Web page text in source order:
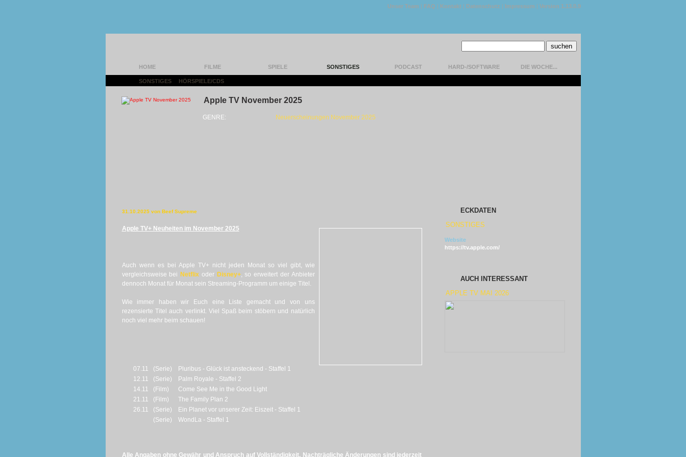
Unser Team | FAQ | Kontakt | Datenschutz | Impressum | Version 1.13.0.9
HOME FILME SPIELE SONSTIGES PODCAST HARD-/SOFTWARE DIE WOCHE...
SONSTIGES HÖRSPIELE/CDS
Apple TV November 2025
GENRE: Neuerscheinungen November 2025
31.10.2025 von Beef Supreme
Apple TV+ Neuheiten im November 2025
Auch wenn es bei Apple TV+ nicht jeden Monat so viel gibt, wie
vergleichsweise bei Netflix oder Disney+, so erweitert der Anbieter
dennoch Monat für Monat sein Streaming-Programm um einige Titel.
Wie immer haben wir Euch eine Liste gemacht und von uns
rezensierte Titel auch verlinkt. Viel Spaß beim stöbern und natürlich
noch viel mehr beim schauen!
07.11 (Serie)
Pluribus - Glück ist ansteckend - Staffel 1
12.11
(Serie)
Palm Royale - Staffel 2
14.11
(Film)
Come See Me in the Good Light
21.11
(Film)
The Family Plan 2
26.11
(Serie)
Ein Planet vor unserer Zeit: Eiszeit - Staffel 1
(Serie)
WondLa - Staffel 1
Alle Angaben ohne Gewähr und Anspruch auf Vollständigkeit. Nachträgliche Änderungen sind jederzeit
ECKDATEN
SONSTIGES
Website
https://tv.apple.com/
AUCH INTERESSANT
APPLE TV MAI 2026